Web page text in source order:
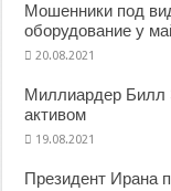
Мошенники под
оборудование у
20.08.2021
Миллиардер Билл
активом
19.08.2021
Президент Ирана